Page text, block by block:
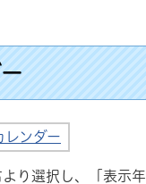
レンダー
り選択し、「表示